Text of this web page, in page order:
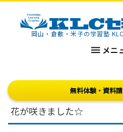
KLCセミナー岡山・倉敷・米子の学習塾
 メニ
無料体験・資料
花が咲きました☆